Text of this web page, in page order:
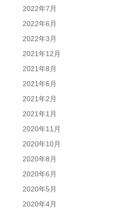
2022年7月
2022年6月
2022年3月
2021年12月
2021年8月
2021年6月
2021年2月
2021年1月
2020年11月
2020年10月
2020年8月
2020年6月
2020年5月
2020年4月